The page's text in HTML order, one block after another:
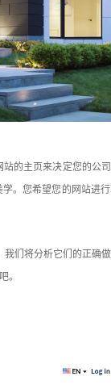
的主页来决定您的公
。您希望您的网站进
们将分析它们的正确
。
16年前
来没想过那篇“LOMO风
经有一千多条留言！一